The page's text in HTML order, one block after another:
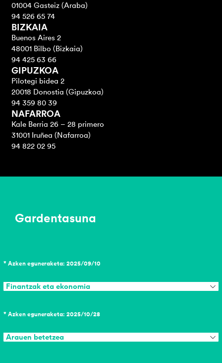
01004 Gasteiz (Araba)
94 526 65 74
BIZKAIA
Buenos Aires 2
48001 Bilbo (Bizkaia)
94 425 63 66
GIPUZKOA
Pilotegi bidea 2
20018 Donostia (Gipuzkoa)
94 359 80 39
NAFARROA
Kale Berria 26 – 28 primero
31001 Iruñea (Nafarroa)
94 822 02 95
Gardentasuna
* Azken eguneraketa: 2025/09/10
Finantzak eta ekonomia
* Azken eguneraketa: 2025/10/28
Arauen betetzea